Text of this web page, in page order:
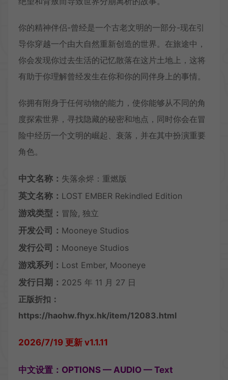
你的精神伴侣-曾经是一个古老文明的一部分-现在引
导你穿越一个由大自然重新创造的世界。在旅途中，
你会发现你过去生活的记忆散落在这片土地上，这将
有助于你理解曾经发生在你和你的同伴身上的事情。
你拥有附身于任何动物的能力，使你能够从不同的角
度探索世界，寻找隐藏的秘密和地点，同时你会在冒
险中经历一个文明的崛起、衰落，并在其中扮演重要
角色。
中文名称： 失落余烬：重燃版
英文名称： LOST EMBER Rekindled Edition
游戏类型： 冒险, 独立
开发公司： Mooneye Studios
发行公司： Mooneye Studios
游戏系列： Lost Ember, Mooneye
发行日期： 2025 年 11 月 27 日
正版折扣：
https://haohw.fhyx.hk/item/12083.html
2026/7/19 更新 v1.1.11
中文设置：OPTIONS — AUDIO — Text